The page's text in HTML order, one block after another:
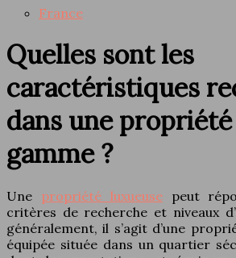
France
Quelles sont les
caractéristiques
dans une
gamme ?
Une propriété luxueusepeut
critères de recherche et niveaux
généralement, il s’agit d’une
équipée située dans un quartier